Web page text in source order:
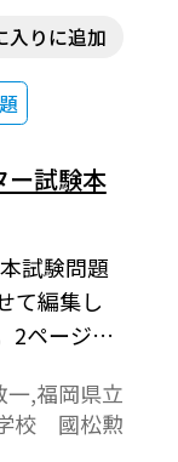
入りに追加
ー試験本
試験問題
て編集し
2ページ目
,福岡県立
校 國松勲